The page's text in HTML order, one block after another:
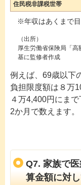
住民税非課税世帯
年収はあくまで
（出所）
厚生労働省保険局「
基に監修者作成
例えば、69歳以下
負担限度額は８万
４万4,400円にま
2か月で数えます。
Q7. 家族で
算金額に対